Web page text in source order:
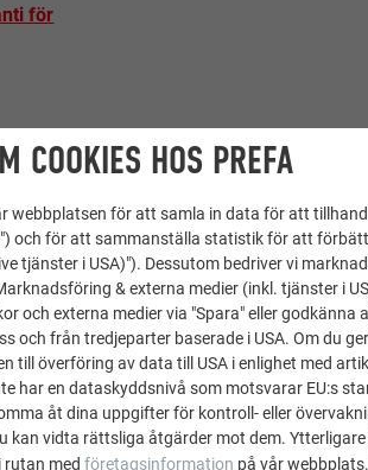
för
FRÅN PREFA
är PREFA-produkternas yta antingen
tack vare stuccomönstret, som
för bearbetningsspår och därmed lättare
tak och fasad (takplattor, takshingel,
harstuccomönster som standard, men
COOKIES HOS PREFA
webbplatsen för att samla in data för att
och för att sammanställa statistik för att
tjänster i USA)"). Dessutom bedriver vi
& externa medier (inkl. tjänster i
och externa medier via "Spara" eller godkänna
och från tredjeparter baserade i USA. Om du
till överföring av data till USA i enlighet med
har en dataskyddsnivå som motsvarar EU:s
åt dina uppgifter för kontroll- eller
kan vidta rättsliga åtgärder mot dem.
rutan med företagsinformation på vår